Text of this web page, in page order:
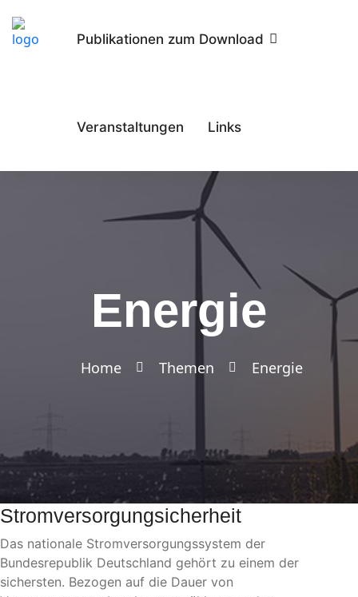
Publikationen zum Download
Veranstaltungen Links
Energie
Home Themen Energie
Stromversorgungsicherheit
Das nationale Stromversorgungssystem der
Bundesrepublik Deutschland gehört zu einem der
sichersten. Bezogen auf die Dauer von